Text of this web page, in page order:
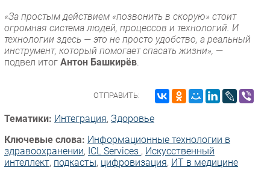
«За простым действием «позвонить в скорую» стоит
огромная система людей, процессов и технологий. И
технологии здесь — это не просто удобство, а реальный
инструмент, который помогает спасать жизни», —
подвел итог Антон Башкирёв
ОТПРАВИТЬ:
Тематики: Интеграция, Здоровье
Ключевые слова: Информационные технологии в
здравоохранении, ICL Services , Искусственный
интеллект, подкасты, цифровизация, ИТ в медицине